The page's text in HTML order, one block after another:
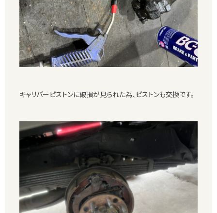
キャリパーピストンに破損が見られた為、ピストンも交換です。